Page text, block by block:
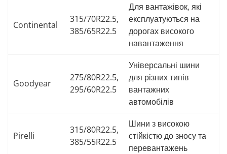
Continental
315/70R22.5,
385/65R22.5
Для вантажівок, які
експлуатуються на
дорогах високого
навантаження
Goodyear
275/80R22.5,
295/60R22.5
Універсальні шини
для різних типів
вантажних
автомобілів
Pirelli
315/80R22.5,
385/55R22.5
Шини з високою
стійкістю до зносу та
перевантажень